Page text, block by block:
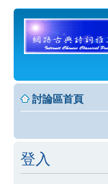
討論區首頁
登入